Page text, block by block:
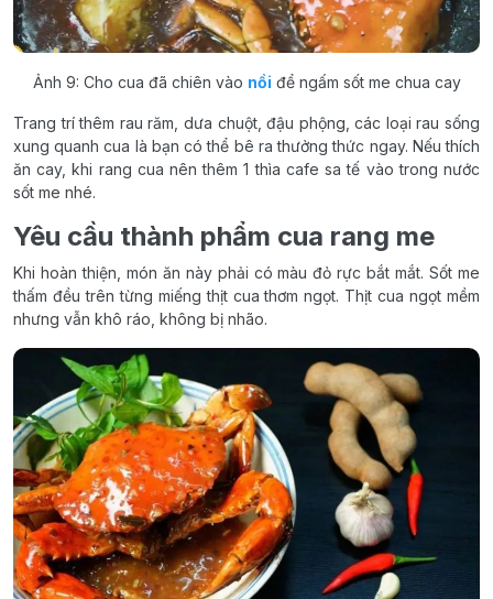
Ảnh 9: Cho cua đã chiên vào nồi để ngấm sốt me chua cay
Trang trí thêm rau răm, dưa chuột, đậu phộng, các loại rau sống
xung quanh cua là bạn có thể bê ra thưởng thức ngay. Nếu thích
ăn cay, khi rang cua nên thêm 1 thìa cafe sa tế vào trong nước
sốt me nhé.
Yêu cầu thành phẩm cua rang me
Khi hoàn thiện, món ăn này phải có màu đỏ rực bắt mắt. Sốt me
thấm đều trên từng miếng thịt cua thơm ngọt. Thịt cua ngọt mềm
nhưng vẫn khô ráo, không bị nhão.